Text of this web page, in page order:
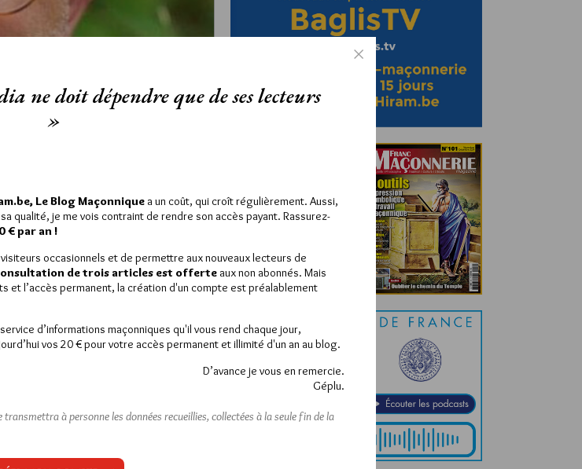
FraPar »
GRATUITEMENT*
ne doit dépendre que de ses lecteurs
»
Le Blog Maçonnique a un coût, qui croît régulièrement. Aussi,
qualité, je me vois contraint de rendre son accès payant. Rassurez-
€ par an !
occasionnels et de permettre aux nouveaux lecteurs de
de trois articles est offerte aux non abonnés. Mais
et l’accès permanent, la création d'un compte est préalablement
d’informations maçonniques qu'il vous rend chaque jour,
vos 20 € pour votre accès permanent et illimité d'un an au blog.
D’avance je vous en remercie.
Géplu.
à personne les données recueillies, collectées à la seule fin de la